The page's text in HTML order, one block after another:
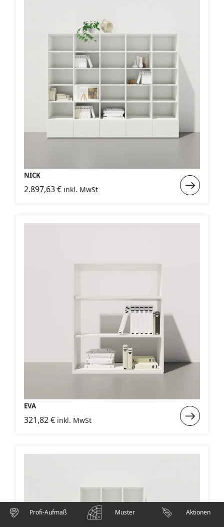
NICK
2.897,63€ inkl. MwSt
:
EVA
321,82€ inkl. MwSt
:
Profi-Aufmaß Muster Aktionen